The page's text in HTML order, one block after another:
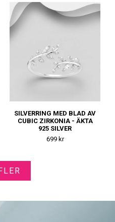
SILVERRING MED BLAD AV
CUBIC ZIRKONIA - ÄKTA
925 SILVER
699 kr